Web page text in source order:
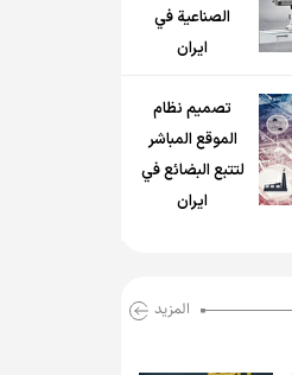
الصناعية في
ايران
تصميم نظام
الموقع المباشر
لتتبع البضائع في
ايران
المزید